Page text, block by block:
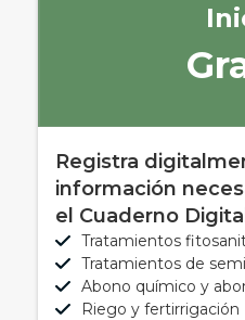
Registra
información
el Cuaderno
Tratamientos
Tratamientos de
Abono químico y
Riego y fertirrigación